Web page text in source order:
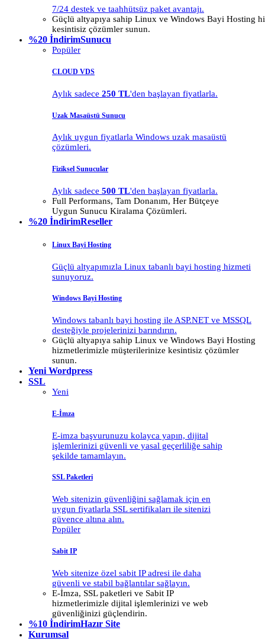
7/24 destek ve taahhütsüz paket avantajı.
Güçlü altyapıya sahip Linux ve Windows Bayi Hosting
kesintisiz çözümler sunun.
%20 İndirimSunucu
Popüler
CLOUD VDS
Aylık sadece 250 TL'den başlayan fiyatlarla.
Uzak Masaüstü Sunucu
Aylık uygun fiyatlarla Windows uzak masaüstü
çözümleri.
Fiziksel Sunucular
Aylık sadece 500 TL'den başlayan fiyatlarla.
Full Performans, Tam Donanım, Her Bütçeye
Uygun Sunucu Kiralama Çözümleri.
%20 İndirimReseller
Linux Bayi Hosting
Güçlü altyapımızla Linux tabanlı bayi hosting hizmeti
sunuyoruz.
Windows Bayi Hosting
Windows tabanlı bayi hosting ile ASP.NET ve MSSQL
desteğiyle projelerinizi barındırın.
Güçlü altyapıya sahip Linux ve Windows Bayi Hosting
hizmetlerimizle müşterilerinize kesintisiz çözümler
sunun.
Yeni Wordpress
SSL
Yeni
E-İmza
E-imza başvurunuzu kolayca yapın, dijital
işlemlerinizi güvenli ve yasal geçerliliğe sahip
şekilde tamamlayın.
SSL Paketleri
Web sitenizin güvenliğini sağlamak için en
uygun fiyatlarla SSL sertifikaları ile sitenizi
güvence altına alın.
Popüler
Sabit IP
Web sitenize özel sabit IP adresi ile daha
güvenli ve stabil bağlantılar sağlayın.
E-İmza, SSL paketleri ve Sabit IP
hizmetlerimizle dijital işlemlerinizi ve web
güvenliğinizi güçlendirin.
%10 İndirimHazır Site
Kurumsal